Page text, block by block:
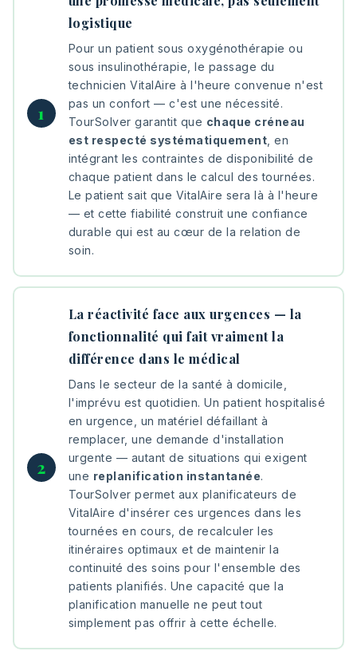
logistique
Pour un patient sous oxygénothérapie ou
sous insulinothérapie, le passage du
technicien VitalAire à l'heure convenue n'est
pas un confort — c'est une nécessité.
TourSolver garantit que chaque créneau
est respecté systématiquement , en
intégrant les contraintes de disponibilité de
chaque patient dans le calcul des tournées.
Le patient sait que VitalAire sera là à l'heure
— et cette fiabilité construit une confiance
durable qui est au cœur de la relation de
soin.
La réactivité face aux urgences — la
fonctionnalité qui fait vraiment la
différence dans le médical
Dans le secteur de la santé à domicile,
l'imprévu est quotidien. Un patient hospitalisé
en urgence, un matériel défaillant à
remplacer, une demande d'installation
urgente — autant de situations qui exigent
une replanification instantanée.
TourSolver permet aux planificateurs de
VitalAire d'insérer ces urgences dans les
tournées en cours, de recalculer les
itinéraires optimaux et de maintenir la
continuité des soins pour l'ensemble des
patients planifiés. Une capacité que la
planification manuelle ne peut tout
simplement pas offrir à cette échelle.